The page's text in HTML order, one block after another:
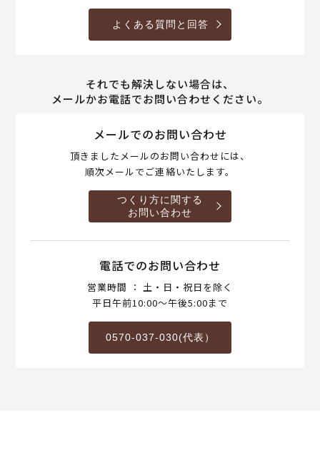
よくある質問と回答
それでも解決しない場合は、
メールかお電話でお問い合わせください。
メールでのお問い合わせ
頂きましたメールのお問い合わせには、
順次メールでご連絡いたします。
つくり方に関する
お問い合わせ
電話でのお問い合わせ
営業時間 ： 土・日・祝日を除く
平日午前10:00～午後5:00まで
0570-037-030(代表）